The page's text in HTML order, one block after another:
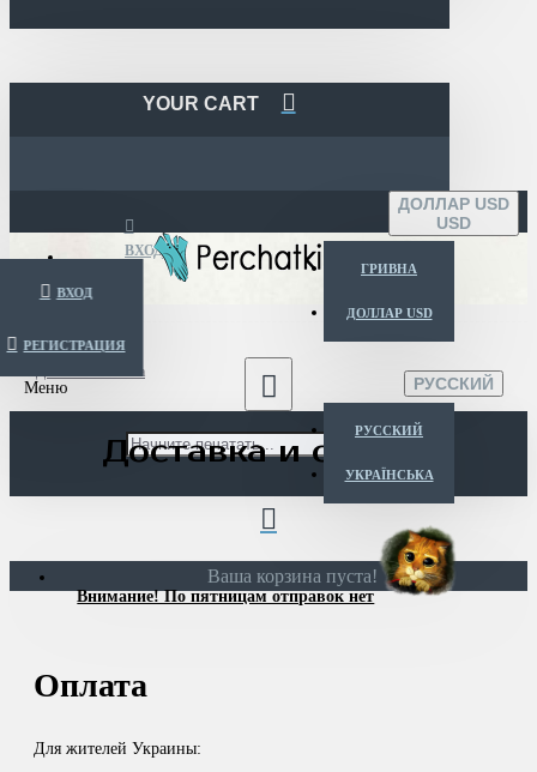
YOUR CART
ВХОД
ВХОД
РЕГИСТРАЦИЯ
ДОЛЛАР USD
USD
ГРИВНА
ДОЛЛАР USD
РУССКИЙ
РУССКИЙ
УКРАЇНСЬКА
Ваша корзина пуста!
Доставка и оплата
Доставка и оплата
Внимание! По пятницам отправок нет
Оплата
Для жителей Украины: